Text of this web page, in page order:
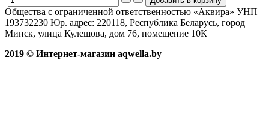
Общества с ограниченной ответственностью «Аквира» УНП
193732230 Юр. адрес: 220118, Республика Беларусь, город
Минск, улица Кулешова, дом 76, помещение 10К
2019 © Интернет-магазин aqwella.by